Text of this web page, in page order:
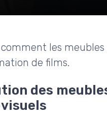
comment les
de films.
des